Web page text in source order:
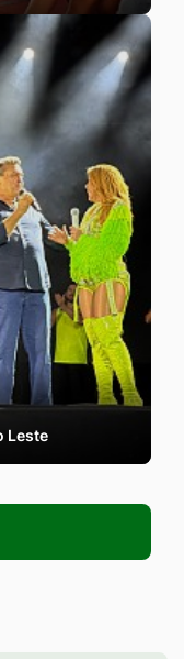
Leste